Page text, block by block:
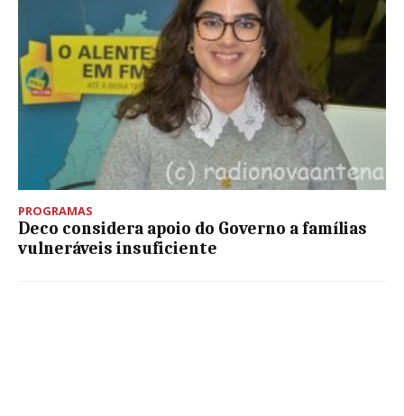
PROGRAMAS
Deco considera apoio do Governo a famílias
vulneráveis insuficiente